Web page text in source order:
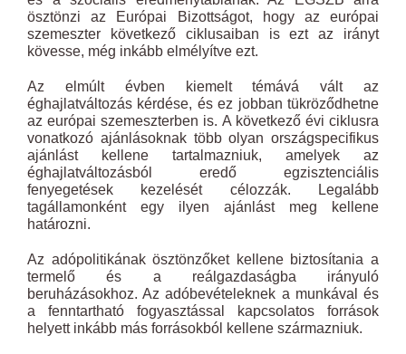
ösztönzi az Európai Bizottságot, hogy az európai
szemeszter következő ciklusaiban is ezt az irányt
kövesse, még inkább elmélyítve ezt.
Az elmúlt évben kiemelt témává vált az
éghajlatváltozás kérdése, és ez jobban tükröződhetne
az európai szemeszterben is. A következő évi ciklusra
vonatkozó ajánlásoknak több olyan országspecifikus
ajánlást kellene tartalmazniuk, amelyek az
éghajlatváltozásból eredő egzisztenciális
fenyegetések kezelését célozzák. Legalább
tagállamonként egy ilyen ajánlást meg kellene
határozni.
Az adópolitikának ösztönzőket kellene biztosítania a
termelő és a reálgazdaságba irányuló
beruházásokhoz. Az adóbevételeknek a munkával és
a fenntartható fogyasztással kapcsolatos források
helyett inkább más forrásokból kellene származniuk.